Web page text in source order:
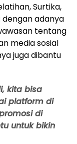
Surtika,
adanya
tentang
media sosial
juga dibantu
kita bisa
platform di
di
untuk bikin